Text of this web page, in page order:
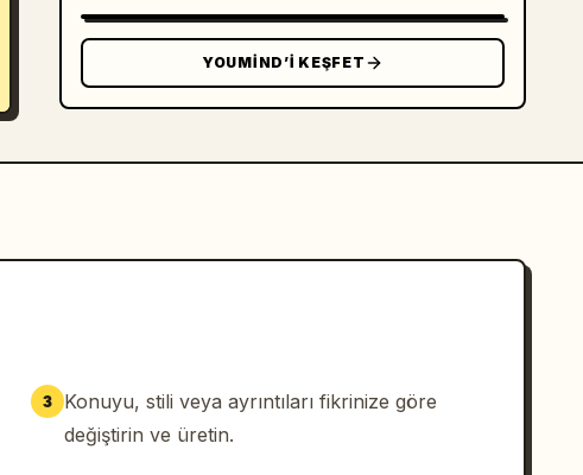
YOUMIND’I KEŞFET
3
Konuyu, stili veya ayrıntıları fikrinize göre
değiştirin ve üretin.